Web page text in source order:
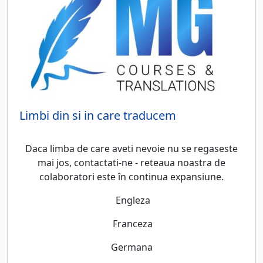
Limbi din si in care traducem
Daca limba de care aveti nevoie nu se regaseste
mai jos, contactati-ne - reteaua noastra de
colaboratori este în continua expansiune.
Engleza
Franceza
Germana